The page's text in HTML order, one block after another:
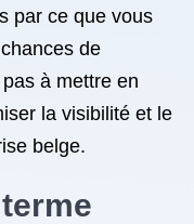
par ce que vous
de
à mettre en
la visibilité et le
belge.